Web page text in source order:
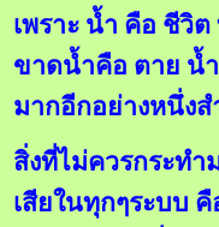
เพราะ น้ำ คือ ชีวิ
ขาดน้ำคือ ตาย น้
มากอีกอย่างหนึ่ง
สิ่งที่ไม่ควรกระท
เสียในทุกๆระบบ